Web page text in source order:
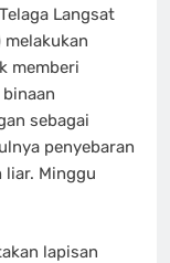
Langsat
melakukan
memberi
sebagai
penyebaran
Minggu
lapisan